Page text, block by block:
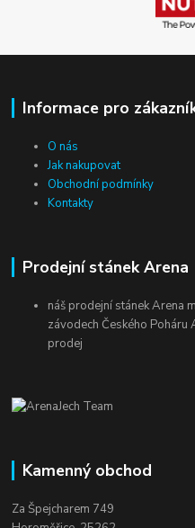
Informace pro
O nás
Jak nakupovat
Obchodní podmínky
Kontakty
Prodejní stánek Arena
náš prodejní stánek Arena
závodech Českého Poháru
prodej
Kamenný obchod
Za Špejcharem 749